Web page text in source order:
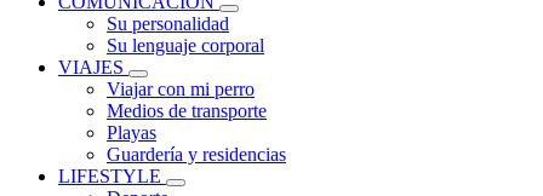
Su personalidad
Su lenguaje corporal
VIAJES
Viajar con mi perro
Medios de transporte
Playas
Guardería y residencias
LIFESTYLE